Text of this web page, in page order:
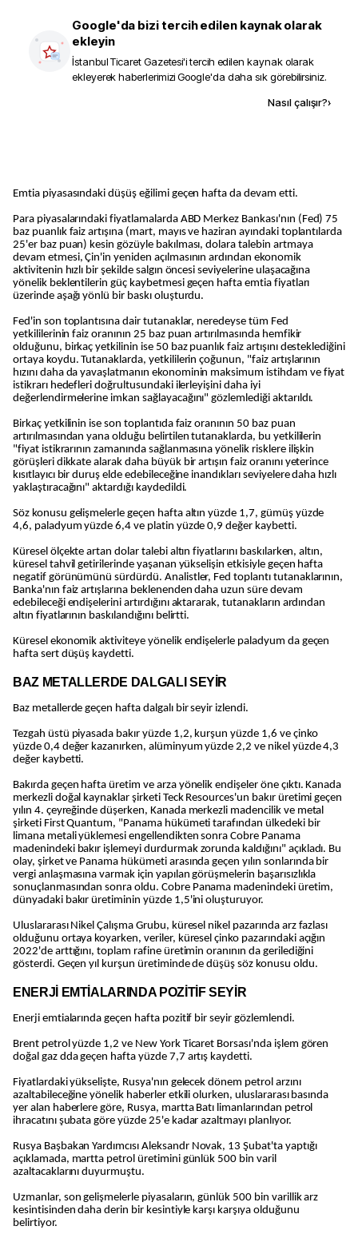
Google'da bizi tercih edilen kaynak olarak
ekleyin
İstanbul Ticaret Gazetesi'i tercih edilen kaynak olarak
ekleyerek haberlerimizi Google'da daha sık görebilirsiniz.
Nasıl çalışır?›
Emtia piyasasındaki düşüş eğilimi geçen hafta da devam etti.
Para piyasalarındaki fiyatlamalarda ABD Merkez Bankası'nın (Fed) 75
baz puanlık faiz artışına (mart, mayıs ve haziran ayındaki toplantılarda
25'er baz puan) kesin gözüyle bakılması, dolara talebin artmaya
devam etmesi, Çin'in yeniden açılmasının ardından ekonomik
aktivitenin hızlı bir şekilde salgın öncesi seviyelerine ulaşacağına
yönelik beklentilerin güç kaybetmesi geçen hafta emtia fiyatları
üzerinde aşağı yönlü bir baskı oluşturdu.
Fed'in son toplantısına dair tutanaklar, neredeyse tüm Fed
yetkililerinin faiz oranının 25 baz puan artırılmasında hemfikir
olduğunu, birkaç yetkilinin ise 50 baz puanlık faiz artışını desteklediğini
ortaya koydu. Tutanaklarda, yetkililerin çoğunun, "faiz artışlarının
hızını daha da yavaşlatmanın ekonominin maksimum istihdam ve fiyat
istikrarı hedefleri doğrultusundaki ilerleyişini daha iyi
değerlendirmelerine imkan sağlayacağını" gözlemlediği aktarıldı.
Birkaç yetkilinin ise son toplantıda faiz oranının 50 baz puan
artırılmasından yana olduğu belirtilen tutanaklarda, bu yetkililerin
"fiyat istikrarının zamanında sağlanmasına yönelik risklere ilişkin
görüşleri dikkate alarak daha büyük bir artışın faiz oranını yeterince
kısıtlayıcı bir duruş elde edebileceğine inandıkları seviyelere daha hızlı
yaklaştıracağını" aktardığı kaydedildi.
Söz konusu gelişmelerle geçen hafta altın yüzde 1,7, gümüş yüzde
4,6, paladyum yüzde 6,4 ve platin yüzde 0,9 değer kaybetti.
Küresel ölçekte artan dolar talebi altın fiyatlarını baskılarken, altın,
küresel tahvil getirilerinde yaşanan yükselişin etkisiyle geçen hafta
negatif görünümünü sürdürdü. Analistler, Fed toplantı tutanaklarının,
Banka'nın faiz artışlarına beklenenden daha uzun süre devam
edebileceği endişelerini artırdığını aktararak, tutanakların ardından
altın fiyatlarının baskılandığını belirtti.
Küresel ekonomik aktiviteye yönelik endişelerle paladyum da geçen
hafta sert düşüş kaydetti.
BAZ METALLERDE DALGALI SEYİR
Baz metallerde geçen hafta dalgalı bir seyir izlendi.
Tezgah üstü piyasada bakır yüzde 1,2, kurşun yüzde 1,6 ve çinko
yüzde 0,4 değer kazanırken, alüminyum yüzde 2,2 ve nikel yüzde 4,3
değer kaybetti.
Bakırda geçen hafta üretim ve arza yönelik endişeler öne çıktı. Kanada
merkezli doğal kaynaklar şirketi Teck Resources'un bakır üretimi geçen
yılın 4. çeyreğinde düşerken, Kanada merkezli madencilik ve metal
şirketi First Quantum, "Panama hükümeti tarafından ülkedeki bir
limana metali yüklemesi engellendikten sonra Cobre Panama
madenindeki bakır işlemeyi durdurmak zorunda kaldığını" açıkladı. Bu
olay, şirket ve Panama hükümeti arasında geçen yılın sonlarında bir
vergi anlaşmasına varmak için yapılan görüşmelerin başarısızlıkla
sonuçlanmasından sonra oldu. Cobre Panama madenindeki üretim,
dünyadaki bakır üretiminin yüzde 1,5'ini oluşturuyor.
Uluslararası Nikel Çalışma Grubu, küresel nikel pazarında arz fazlası
olduğunu ortaya koyarken, veriler, küresel çinko pazarındaki açığın
2022'de arttığını, toplam rafine üretimin oranının da gerilediğini
gösterdi. Geçen yıl kurşun üretiminde de düşüş söz konusu oldu.
ENERJİ EMTİALARINDA POZİTİF SEYİR
Enerji emtialarında geçen hafta pozitif bir seyir gözlemlendi.
Brent petrol yüzde 1,2 ve New York Ticaret Borsası'nda işlem gören
doğal gaz dda geçen hafta yüzde 7,7 artış kaydetti.
Fiyatlardaki yükselişte, Rusya'nın gelecek dönem petrol arzını
azaltabileceğine yönelik haberler etkili olurken, uluslararası basında
yer alan haberlere göre, Rusya, martta Batı limanlarından petrol
ihracatını şubata göre yüzde 25'e kadar azaltmayı planlıyor.
Rusya Başbakan Yardımcısı Aleksandr Novak, 13 Şubat'ta yaptığı
açıklamada, martta petrol üretimini günlük 500 bin varil
azaltacaklarını duyurmuştu.
Uzmanlar, son gelişmelerle piyasaların, günlük 500 bin varillik arz
kesintisinden daha derin bir kesintiyle karşı karşıya olduğunu
belirtiyor.